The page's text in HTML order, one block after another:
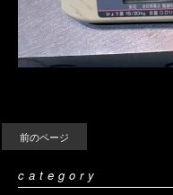
前のページ
category